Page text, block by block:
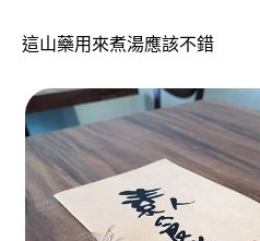
這山藥用來煮湯應該不錯